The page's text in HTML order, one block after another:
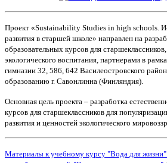
Проект «Sustainability Studies in high schools.
развития в старшей школе» направлен на
образовательных курсов для
экологического воспитания, партнерами в
гимназии 32, 586, 642 Василеостровского
образованию г. Савонлинна (Финляндия).
Основная цель проекта – разработка
курсов для старшеклассников для
развития и ценностей экологического
Материалы к учебному курсу "Вода для